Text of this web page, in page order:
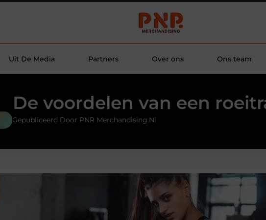
Uit De Media Partners Over ons Ons team
De voordelen van een
Gepubliceerd Door PNR Merchandising.nl